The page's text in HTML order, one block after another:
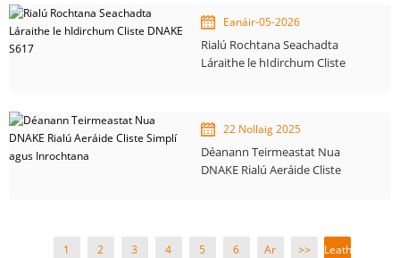
Eanáir-05-2026
Rialú Rochtana Seachadta
Láraithe le hIdirchum Cliste
22 Nollaig 2025
Déanann Teirmeastat Nua
DNAKE Rialú Aeráide Cliste
1 2 3 4 5 6
Ar
>>
Leathanach